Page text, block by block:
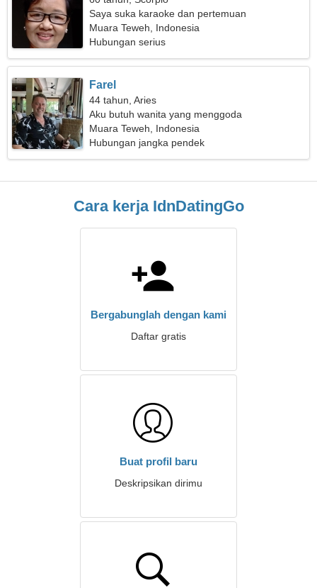
Saya suka karaoke dan pertemuan
Muara Teweh, Indonesia
Hubungan serius
Farel
44 tahun, Aries
Aku butuh wanita yang menggoda
Muara Teweh, Indonesia
Hubungan jangka pendek
Cara kerja IdnDatingGo
Bergabunglah dengan kami
Daftar gratis
Buat profil baru
Deskripsikan dirimu